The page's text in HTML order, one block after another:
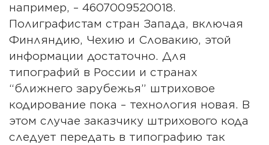
например, – 4607009520018.
Полиграфистам стран Запада, включая
Финляндию, Чехию и Словакию, этой
информации достаточно. Для
типографий в России и странах
“ближнего зарубежья” штриховое
кодирование пока – технология новая. В
этом случае заказчику штрихового кода
следует передать в типографию так